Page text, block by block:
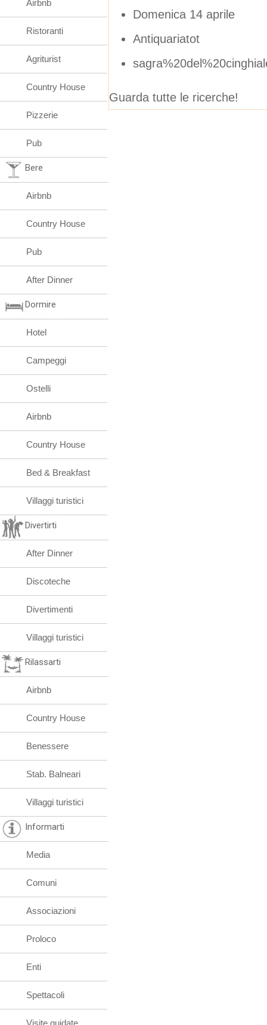
Domenica 14 aprile
Antiquariatot
Guarda tutte le ricerche!
Airbnb
Ristoranti
Agriturist
Country House
Pizzerie
Pub
Bere
Airbnb
Country House
Pub
After Dinner
Dormire
Hotel
Campeggi
Ostelli
Airbnb
Country House
Bed & Breakfast
Villaggi turistici
Divertirti
After Dinner
Discoteche
Divertimenti
Villaggi turistici
Rilassarti
Airbnb
Country House
Benessere
Stab. Balneari
Villaggi turistici
Informarti
Media
Comuni
Associazioni
Proloco
Enti
Spettacoli
Visite guidate